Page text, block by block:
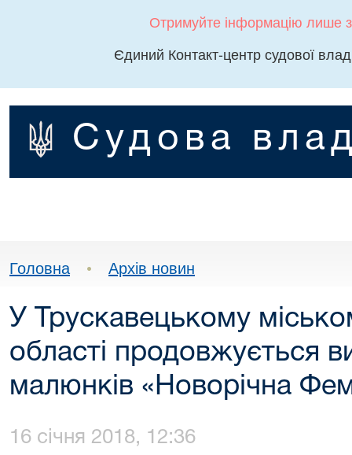
Отримуйте інформацію лише
Єдиний Контакт-центр судової
Судова
Головна • Архів новин
У Трускавецькому
області продовжується
малюнків «Новорічна
16 січня 2018, 12:36